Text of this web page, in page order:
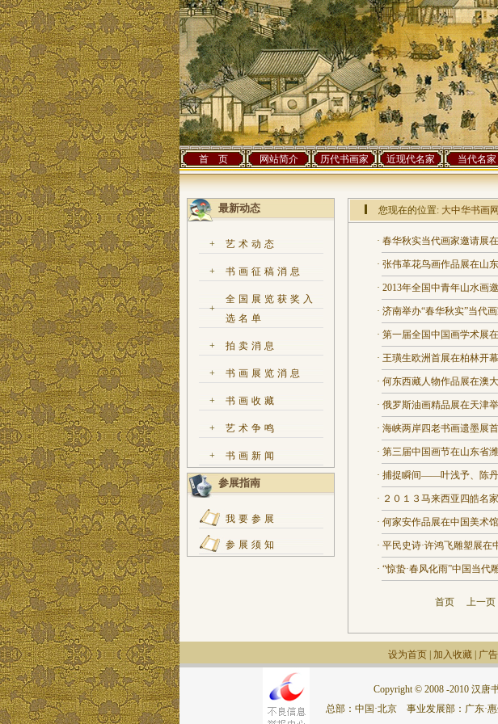
首 页 网站简介 历代书画家 近现代名家 当代名家
最新动态
+ 艺术动态
+ 书画征稿消息
+
全国展览获奖入
选名单
+ 拍卖消息
+ 书画展览消息
+ 书画收藏
+ 艺术争鸣
+ 书画新闻
参展指南
我要参展
参展须知
您现在的位置: 大中华书画网
· 春华秋实当代画家邀请展
· 张伟革花鸟画作品展在山
· 2013年全国中青年山水画
· 济南举办“春华秋实”当代
· 第一届全国中国画学术展
· 王璜生欧洲首展在柏林开幕
· 何东西藏人物作品展在澳
· 俄罗斯油画精品展在天津
· 海峡两岸四老书画遗墨展
· 第三届中国画节在山东省
· 捕捉瞬间——叶浅予、陈
· ２０１３马来西亚四皓名
· 何家安作品展在中国美术
· 平民史诗·许鸿飞雕塑展在
· “惊蛰·春风化雨”中国当代
首页 上一
设为首页 加入收藏 广
Copyright © 2008 -2010 汉唐
总部：中国·北京 事业发展部：广东·